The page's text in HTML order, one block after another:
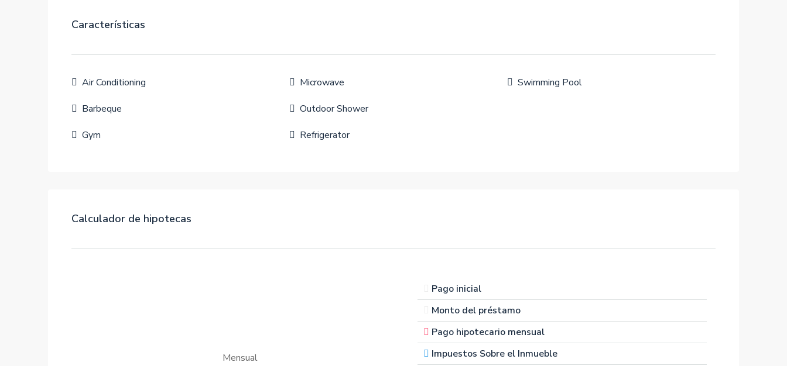
Características
Air Conditioning
Barbeque
Gym
Microwave
Outdoor Shower
Refrigerator
Swimming Pool
Calculador de hipotecas
Mensual
Pago inicial
Monto del préstamo
Pago hipotecario mensual
Impuestos Sobre el Inmueble